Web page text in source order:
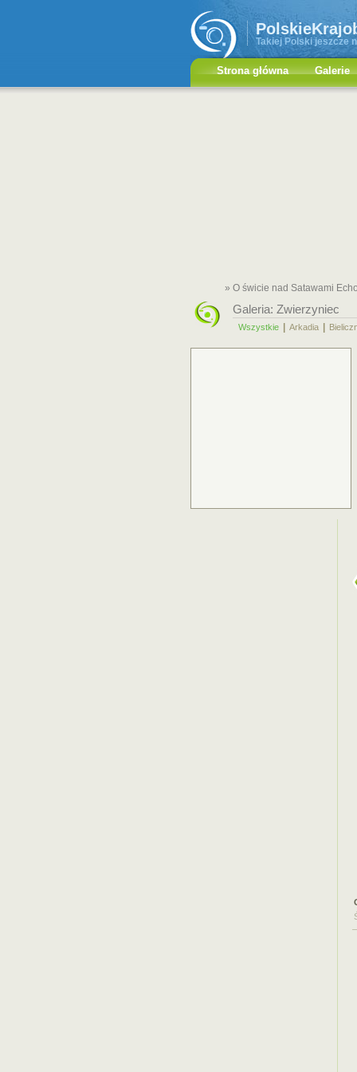
Takiej Polski jeszcze
Strona główna Galerie
» O świcie nad Satawami
Galeria: Zwierzyniec
Wszystkie Arkadia